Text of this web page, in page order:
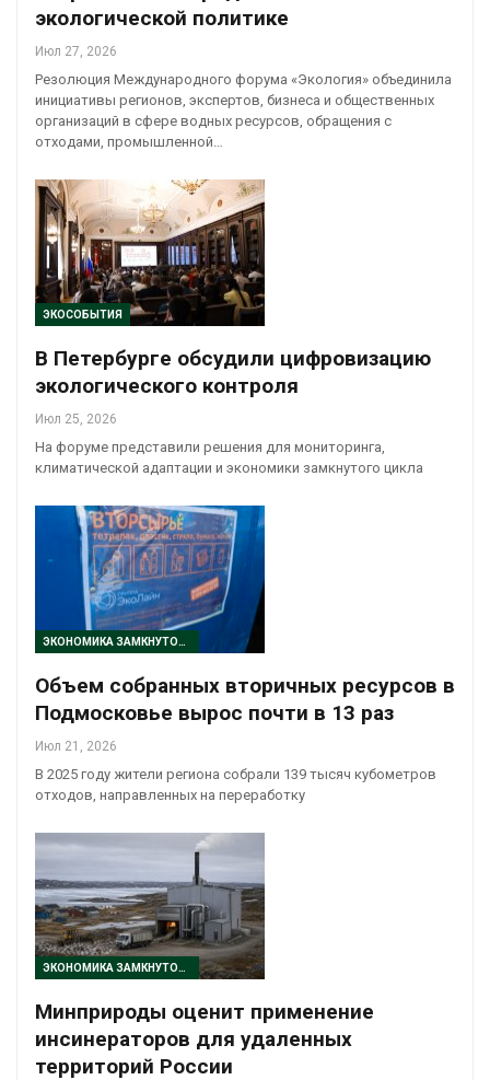
экологической политике
Июл 27, 2026
Резолюция Международного форума «Экология» объединила
инициативы регионов, экспертов, бизнеса и общественных
организаций в сфере водных ресурсов, обращения с
отходами, промышленной…
ЭКОСОБЫТИЯ
В Петербурге обсудили цифровизацию
экологического контроля
Июл 25, 2026
На форуме представили решения для мониторинга,
климатической адаптации и экономики замкнутого цикла
ЭКОНОМИКА ЗАМКНУТОГО ЦИКЛА
Объем собранных вторичных ресурсов в
Подмосковье вырос почти в 13 раз
Июл 21, 2026
В 2025 году жители региона собрали 139 тысяч кубометров
отходов, направленных на переработку
ЭКОНОМИКА ЗАМКНУТОГО ЦИКЛА
Минприроды оценит применение
инсинераторов для удаленных
территорий России